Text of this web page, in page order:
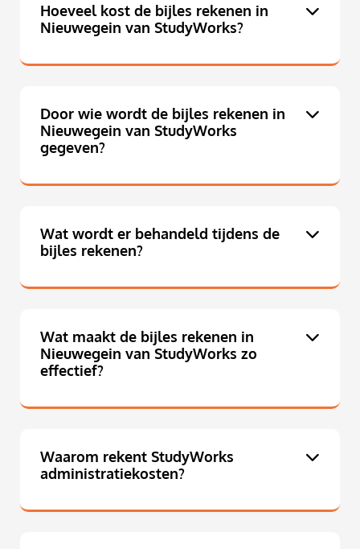
Hoeveel kost de bijles rekenen in
Nieuwegein van StudyWorks?
Door wie wordt de bijles rekenen in
Nieuwegein van StudyWorks
gegeven?
Wat wordt er behandeld tijdens de
bijles rekenen?
Wat maakt de bijles rekenen in
Nieuwegein van StudyWorks zo
effectief?
Waarom rekent StudyWorks
administratiekosten?